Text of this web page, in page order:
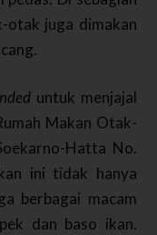
otak juga dimakan
untuk menjajal
Makan Otak-
Hatta No.
ini tidak hanya
berbagai macam
dan baso ikan.